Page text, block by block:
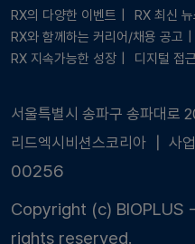
RX의 다양한 이벤트
RX 최신 뉴
RX와 함께하는 커리어/채용 공고
RX 지속가능한 성장
디지털 접
서울특별시 송파구 송파대로
리드엑시비션스코리아 ┃ 사
00256
Copyright (c) BIOPLUS -
rights reserved.